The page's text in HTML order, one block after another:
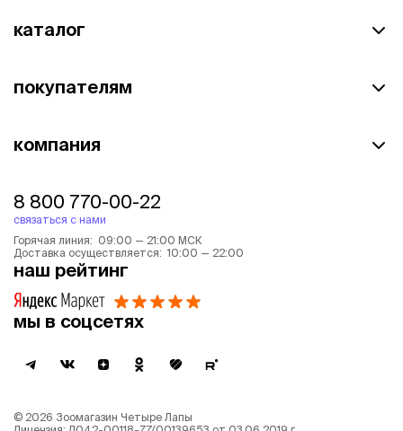
каталог
покупателям
компания
8 800 770-00-22
связаться с нами
Горячая линия: 09:00 — 21:00 МСК
Доставка осуществляется: 10:00 — 22:00
наш рейтинг
мы в соцсетях
© 2026 Зоомагазин Четыре Лапы